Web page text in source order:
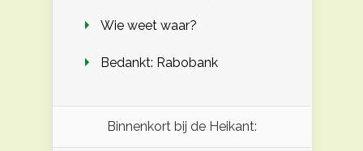
Wie weet waar?
Bedankt: Rabobank
Binnenkort bij de Heikant: